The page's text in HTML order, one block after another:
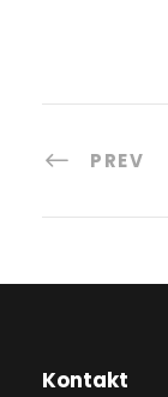
PREV
Kontakt